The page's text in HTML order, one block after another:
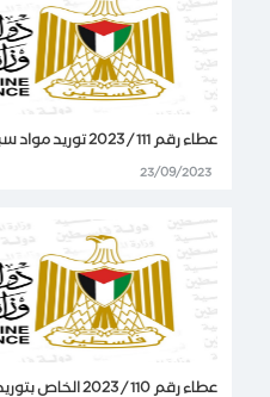
عطاء رقم 111 / 2023 توريد مواد سباكة لصالح وزارة الصحة
23/09/2023
عطاء رقم 110 /